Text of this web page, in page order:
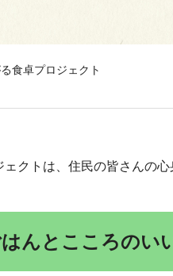
食卓プロジェクト
クトは、住民の皆さんの
んとこころのい